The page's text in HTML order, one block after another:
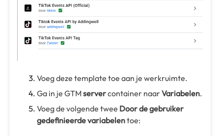
Voeg deze template toe aan je werkruimte.
Ga in je GTM servercontainer naarVariabelen.
Voeg de volgende twee Door de gebruiker
gedefinieerde variabelentoe: